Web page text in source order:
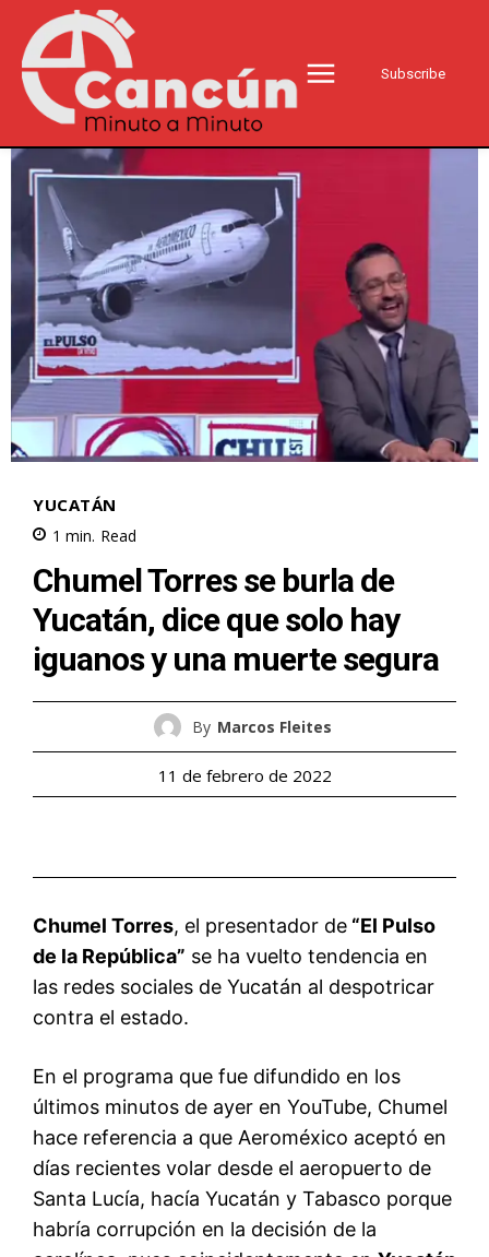
Subscribe
YUCATÁN
1 min. Read
Chumel Torres se burla de
Yucatán, dice que solo hay
iguanos y una muerte segura
By Marcos Fleites
11 de febrero de 2022
Chumel Torres, el presentador de “El Pulso
de la República” se ha vuelto tendencia en
las redes sociales de Yucatán al despotricar
contra el estado.
En el programa que fue difundido en los
últimos minutos de ayer en YouTube, Chumel
hace referencia a que Aeroméxico aceptó en
días recientes volar desde el aeropuerto de
Santa Lucía, hacía Yucatán y Tabasco porque
habría corrupción en la decisión de la